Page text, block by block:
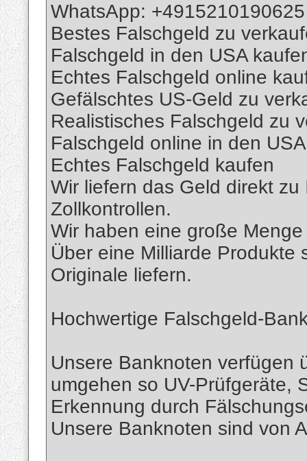
WhatsApp: +4915210190625
Bestes Falschgeld zu
Falschgeld in den USA
Echtes Falschgeld online
Gefälschtes US-Geld zu
Realistisches Falschgeld zu
Falschgeld online in den
Echtes Falschgeld kaufen
Wir liefern das Geld direkt
Zollkontrollen.
Wir haben eine große
Über eine Milliarde Produkte
Originale liefern.
Hochwertige Falschgeld-
Unsere Banknoten verfügen
umgehen so UV-Prüfgeräte,
Erkennung durch
Unsere Banknoten sind von